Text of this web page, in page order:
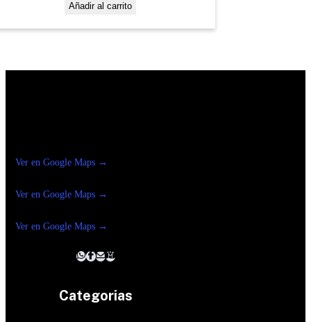
Añadir al carrito
Ver en Google Maps →
Ver en Google Maps →
Ver en Google Maps →
Categorias